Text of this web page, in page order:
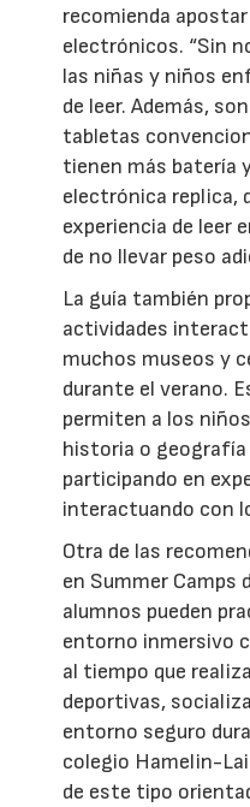
recomienda
electrónicos. “Sin
las niñas y niños
de leer. Además,
tabletas
tienen más batería
electrónica replica,
experiencia de leer
de no llevar peso
La guía también
actividades
muchos museos y
durante el verano.
permiten a los
historia o
participando en
interactuando con
Otra de las
en Summer Camps
alumnos pueden
entorno inmersivo
al tiempo que
deportivas,
entorno seguro
colegio Hamelin-
de este tipo